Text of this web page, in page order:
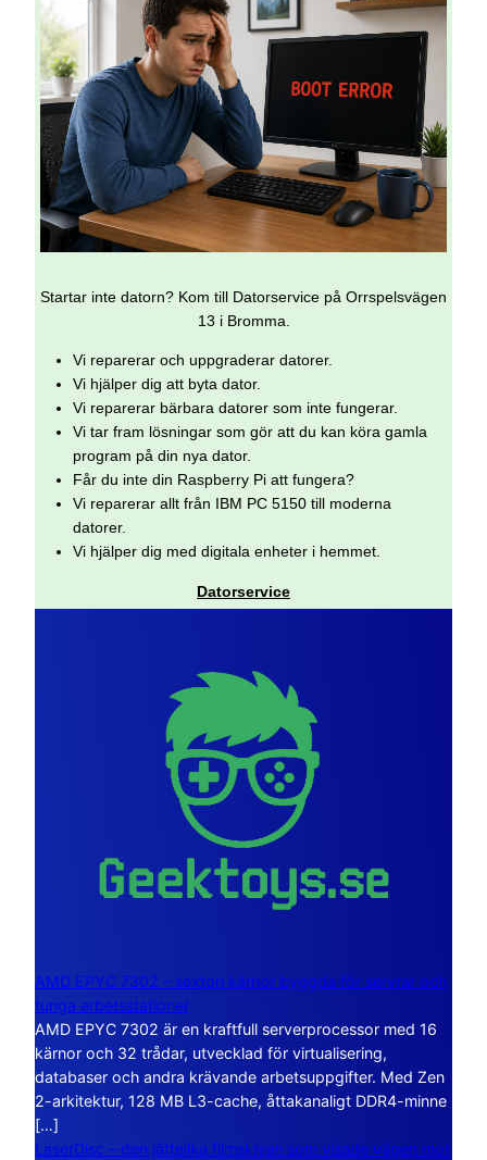
Startar inte datorn? Kom till Datorservice på Orrspelsvägen
13 i Bromma.
Vi reparerar och uppgraderar datorer.
Vi hjälper dig att byta dator.
Vi reparerar bärbara datorer som inte fungerar.
Vi tar fram lösningar som gör att du kan köra gamla
program på din nya dator.
Får du inte din Raspberry Pi att fungera?
Vi reparerar allt från IBM PC 5150 till moderna
datorer.
Vi hjälper dig med digitala enheter i hemmet.
Datorservice
AMD EPYC 7302 – sexton kärnor byggda för servrar och
tunga arbetsstationer
AMD EPYC 7302 är en kraftfull serverprocessor med 16
kärnor och 32 trådar, utvecklad för virtualisering,
databaser och andra krävande arbetsuppgifter. Med Zen
2-arkitektur, 128 MB L3-cache, åttakanaligt DDR4-minne
[…]
LaserDisc – den jättelika filmskivan som visade vägen mot